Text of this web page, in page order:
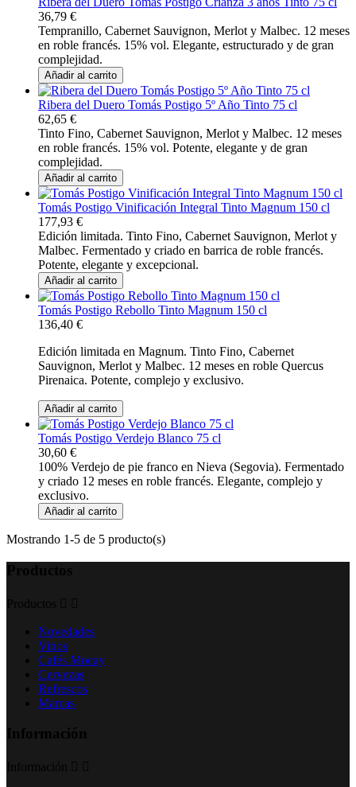
36,79 €
Tempranillo, Cabernet Sauvignon, Merlot y Malbec. 12 meses
en roble francés. 15% vol. Elegante, estructurado y de gran
complejidad.
Añadir al carrito
Ribera del Duero Tomás Postigo 5º Año Tinto 75 cl
62,65 €
Tinto Fino, Cabernet Sauvignon, Merlot y Malbec. 12 meses
en roble francés. 15% vol. Potente, elegante y de gran
complejidad.
Añadir al carrito
Tomás Postigo Vinificación Integral Tinto Magnum 150 cl
177,93 €
Edición limitada. Tinto Fino, Cabernet Sauvignon, Merlot y
Malbec. Fermentado y criado en barrica de roble francés.
Potente, elegante y excepcional.
Añadir al carrito
Tomás Postigo Rebollo Tinto Magnum 150 cl
136,40 €
Edición limitada en Magnum. Tinto Fino, Cabernet
Sauvignon, Merlot y Malbec. 12 meses en roble Quercus
Pirenaica. Potente, complejo y exclusivo.
Añadir al carrito
Tomás Postigo Verdejo Blanco 75 cl
30,60 €
100% Verdejo de pie franco en Nieva (Segovia). Fermentado
y criado 12 meses en roble francés. Elegante, complejo y
exclusivo.
Añadir al carrito
Mostrando 1-5 de 5 producto(s)
Productos
Productos
Novedades
Vinos
Cafés Mocay
Cervezas
Refrescos
Marcas
Información
Información